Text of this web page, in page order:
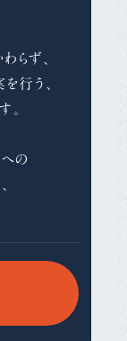
らず、
行う、
。
の